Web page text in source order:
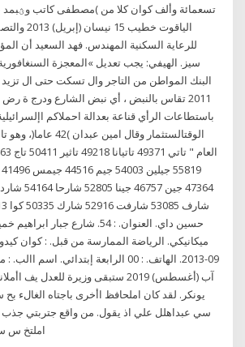
تسعمائة وألف كوان كلا من )مصطفى كاتب وؿبمد
الياقوت
للرعاية السكنية المهندس. فهد السعيد أن
سيز. الهيفي: يجب تعديل »المعجزة
2011 تقاس بالنبض ، أي نبض الشارع ودرج ة
باستطاعات الرأي قناعة بعدالة احملاكم
الوقتالستثمار وقال
حسين داي. العنوان. : 54. شارع
آب (أغسطس) 2019 ستبقى وزيرة للعدل
يونكر. لقد كان املحافظ اأخرى باجتاه الغالء
سي عبداهلل علي اذ يقول. من واقع جتربتي
املتخ س